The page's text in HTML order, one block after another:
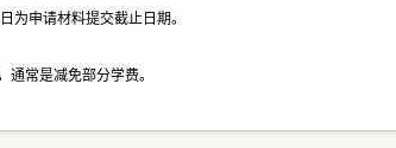
为申请材料提交截止日期。
常是减免部分学费。